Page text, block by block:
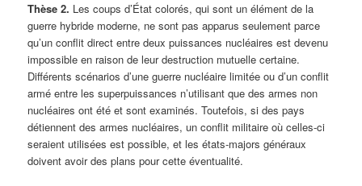
Thèse 2. Les coups d’État colorés, qui sont un élément de la
guerre hybride moderne, ne sont pas apparus seulement parce
qu’un conflit direct entre deux puissances nucléaires est devenu
impossible en raison de leur destruction mutuelle certaine.
Différents scénarios d’une guerre nucléaire limitée ou d’un conflit
armé entre les superpuissances n’utilisant que des armes non
nucléaires ont été et sont examinés. Toutefois, si des pays
détiennent des armes nucléaires, un conflit militaire où celles-ci
seraient utilisées est possible, et les états-majors généraux
doivent avoir des plans pour cette éventualité.